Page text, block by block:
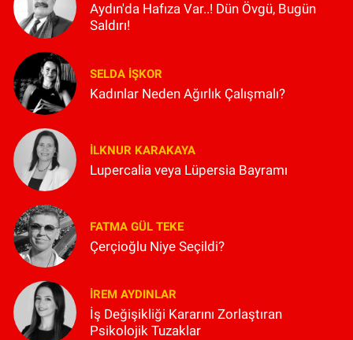
Aydın'da Hafıza Var..! Dün Övgü, Bugün
Saldırı!
SELDA İŞKOR
Kadınlar Neden Ağırlık Çalışmalı?
İLKNUR KARAKAYA
Lupercalia veya Lüpersia Bayramı
FATMA GÜL TEKE
Çerçioğlu Niye Seçildi?
İREM AYDINLAR
İş Değişikliği Kararını Zorlaştıran
Psikolojik Tuzaklar